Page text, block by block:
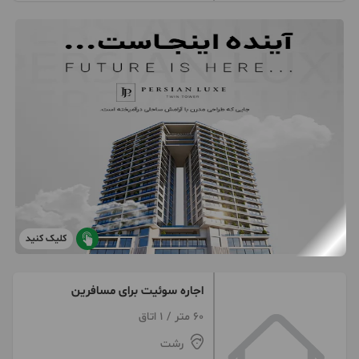
کلیک کنید
اجاره سوئیت برای مسافرین
60 متر / 1 اتاق
رشت